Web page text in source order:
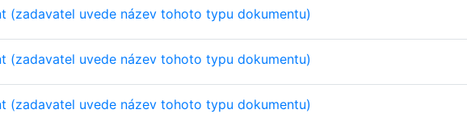
(zadavatel uvede název tohoto typu dokumentu)
(zadavatel uvede název tohoto typu dokumentu)
(zadavatel uvede název tohoto typu dokumentu)